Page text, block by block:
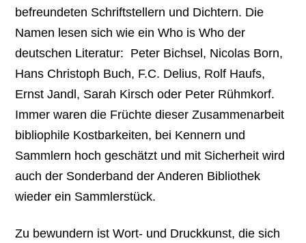
befreundeten Schriftstellern und Dichtern. Die
Namen lesen sich wie ein Who is Who der
deutschen Literatur: Peter Bichsel, Nicolas Born,
Hans Christoph Buch, F.C. Delius, Rolf Haufs,
Ernst Jandl, Sarah Kirsch oder Peter Rühmkorf.
Immer waren die Früchte dieser Zusammenarbeit
bibliophile Kostbarkeiten, bei Kennern und
Sammlern hoch geschätzt und mit Sicherheit wird
auch der Sonderband der Anderen Bibliothek
wieder ein Sammlerstück.
Zu bewundern ist Wort- und Druckkunst, die sich